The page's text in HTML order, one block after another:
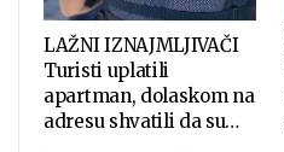
LAŽNI IZNAJMLJIVAČI
Turisti uplatili
apartman, dolaskom na
adresu shvatili da su…